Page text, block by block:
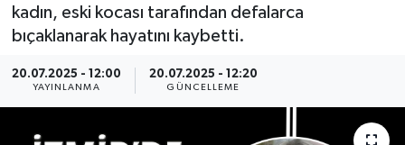
kadın, eski kocası tarafından defalarca
bıçaklanarak hayatını kaybetti.
20.07.2025 - 12:00
YAYINLANMA
20.07.2025 - 12:20
GÜNCELLEME
Programlar
YAŞAM